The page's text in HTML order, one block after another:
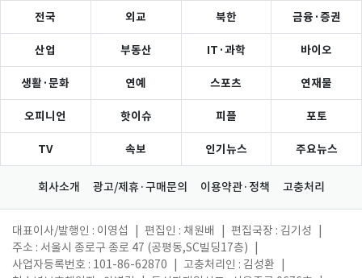
전국 외교 북한 금융·증권
산업 부동산 IT·과학 바이오
생활·문화 연예 스포츠 연재물
오피니언 핫이슈 피플 포토
TV 속보 인기뉴스 주요뉴스
회사소개 광고/제휴·구매문의 이용약관·정책 고충처리
대표이사/발행인 : 이영섭 편집인 : 채원배 편집국장 : 김기성
주소 : 서울시 종로구 종로 47 (공평동,SC빌딩17층)
사업자등록번호 : 101-86-62870
고충처리인 : 김성환